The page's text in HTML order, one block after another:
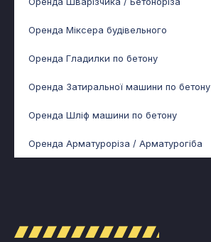
Оренда Міксера будівельного
Оренда Гладилки по бетону
Оренда Затиральної машини по бетону
Оренда Шліф машини по бетону
Оренда Арматуроріза / Арматурогіба